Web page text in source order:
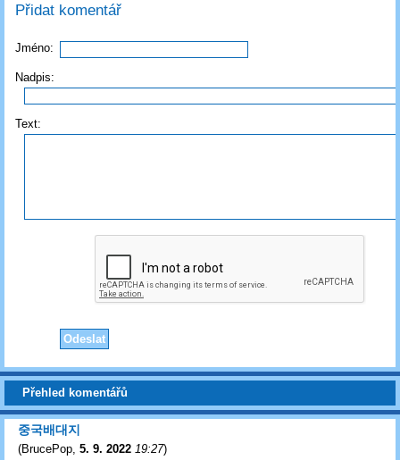
Přidat komentář
Jméno:
Nadpis:
Text:
Přehled komentářů
중국배대지
(BrucePop 5. 9. 2022 19:27)